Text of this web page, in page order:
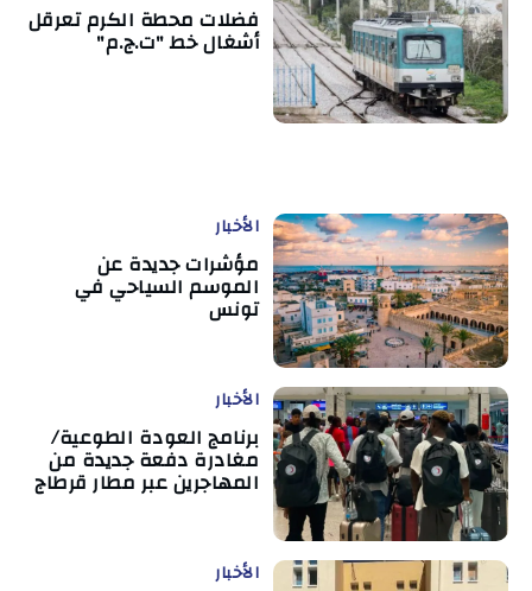
فضلات محطة الكرم تعرقل
أشغال خط "ت.ج.م"
الأخبار
مؤشرات جديدة عن
الموسم السياحي في
تونس
الأخبار
برنامج العودة الطوعية/
مغادرة دفعة جديدة من
المهاجرين عبر مطار قرطاج
الأخبار